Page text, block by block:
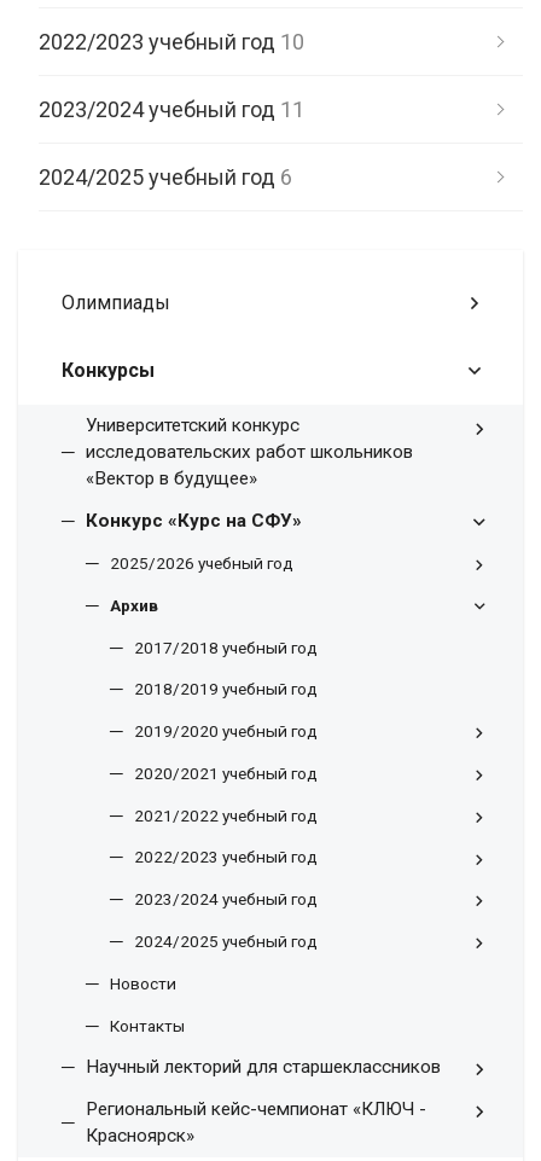
Олимпиады
Конкурсы
Университетский конкурс
исследовательских работ школьников
«Вектор в будущее»
Конкурс «Курс на СФУ»
2025/2026 учебный год
Архив
2017/2018 учебный год
2018/2019 учебный год
2019/2020 учебный год
2020/2021 учебный год
2021/2022 учебный год
2022/2023 учебный год
2023/2024 учебный год
2024/2025 учебный год
Новости
Контакты
Научный лекторий для старшеклассников
Региональный кейс-чемпионат «КЛЮЧ -
Красноярск»
2022/2023 учебный год 10
2023/2024 учебный год 11
2024/2025 учебный год 6